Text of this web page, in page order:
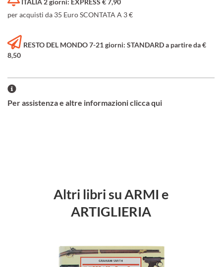
per acquisti da 35 Euro SCONTATA A 3 €
RESTO DEL MONDO 7-21 giorni: STANDARD a partire da €
8,50
Per assistenza e altre informazioni clicca qui
Altri libri su ARMI e
ARTIGLIERIA